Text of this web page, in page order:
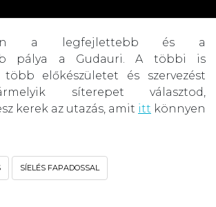
a legfejlettebb és a
pálya a Gudauri. A többi is
előkészületet és szervezést
síterepet választod,
kerek az utazás, amit itt könnyen
SÍELÉS FAPADOSSAL